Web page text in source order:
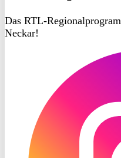
Das RTL-
Neckar!
Instagram